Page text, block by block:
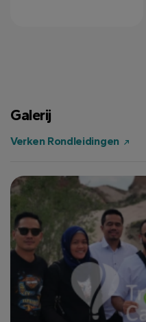
Galerij
Verken Rondleidingen